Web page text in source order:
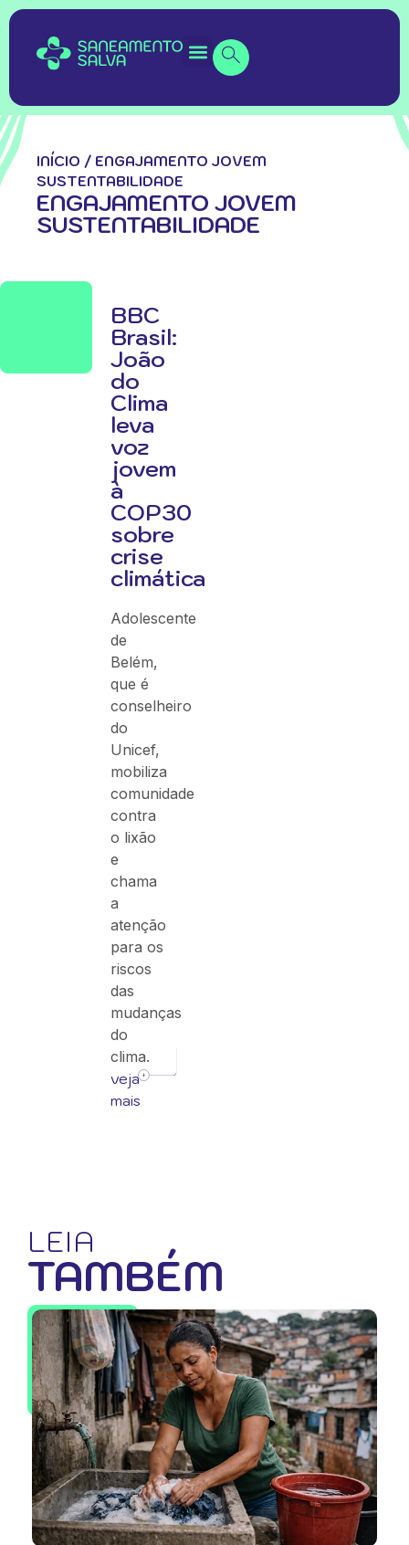
INÍCIO / ENGAJAMENTO JOVEM
SUSTENTABILIDADE
ENGAJAMENTO JOVEM
SUSTENTABILIDADE
BBC
Brasil:
João
do
Clima
leva
voz
jovem
à
COP30
sobre
crise
climática
Adolescente
de
Belém,
que é
conselheiro
do
Unicef,
mobiliza
comunidade
contra
o lixão
e
chama
a
atenção
para os
riscos
das
mudanças
do
clima.
veja
mais
LEIA
TAMBÉM